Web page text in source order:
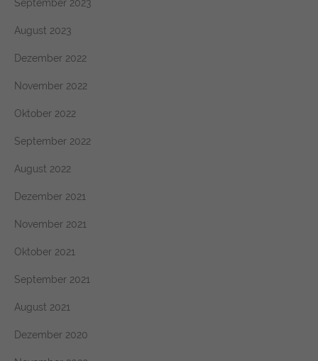
September 2023
August 2023
Dezember 2022
November 2022
Oktober 2022
September 2022
August 2022
Dezember 2021
November 2021
Oktober 2021
September 2021
August 2021
Dezember 2020